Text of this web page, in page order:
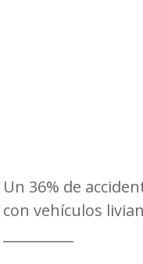
Un 36% de
con vehículos